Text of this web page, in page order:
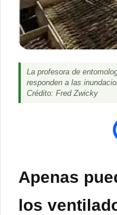
La profesora de
responden a las
Crédito: Fred Zwicky
Apenas
los